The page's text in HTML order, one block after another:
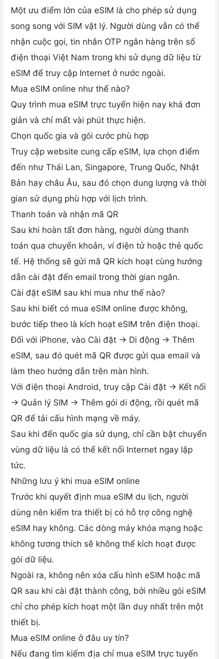
Một ưu điểm lớn của eSIM là cho phép sử dụng
song song với SIM vật lý. Người dùng vẫn có thể
nhận cuộc gọi, tin nhắn OTP ngân hàng trên số
điện thoại Việt Nam trong khi sử dụng dữ liệu từ
eSIM để truy cập Internet ở nước ngoài.
Mua eSIM online như thế nào?
Quy trình mua eSIM trực tuyến hiện nay khá đơn
giản và chỉ mất vài phút thực hiện.
Chọn quốc gia và gói cước phù hợp
Truy cập website cung cấp eSIM, lựa chọn điểm
đến như Thái Lan, Singapore, Trung Quốc, Nhật
Bản hay châu Âu, sau đó chọn dung lượng và thời
gian sử dụng phù hợp với lịch trình.
Thanh toán và nhận mã QR
Sau khi hoàn tất đơn hàng, người dùng thanh
toán qua chuyển khoản, ví điện tử hoặc thẻ quốc
tế. Hệ thống sẽ gửi mã QR kích hoạt cùng hướng
dẫn cài đặt đến email trong thời gian ngắn.
Cài đặt eSIM sau khi mua như thế nào?
Sau khi biết có mua eSIM online được không,
bước tiếp theo là kích hoạt eSIM trên điện thoại.
Đối với iPhone, vào Cài đặt → Di động → Thêm
eSIM, sau đó quét mã QR được gửi qua email và
làm theo hướng dẫn trên màn hình.
Với điện thoại Android, truy cập Cài đặt → Kết nối
→ Quản lý SIM → Thêm gói di động, rồi quét mã
QR để tải cấu hình mạng về máy.
Sau khi đến quốc gia sử dụng, chỉ cần bật chuyển
vùng dữ liệu là có thể kết nối Internet ngay lập
tức.
Những lưu ý khi mua eSIM online
Trước khi quyết định mua eSIM du lịch, người
dùng nên kiểm tra thiết bị có hỗ trợ công nghệ
eSIM hay không. Các dòng máy khóa mạng hoặc
không tương thích sẽ không thể kích hoạt được
gói dữ liệu.
Ngoài ra, không nên xóa cấu hình eSIM hoặc mã
QR sau khi cài đặt thành công, bởi nhiều gói eSIM
chỉ cho phép kích hoạt một lần duy nhất trên một
thiết bị.
Mua eSIM online ở đâu uy tín?
Nếu đang tìm kiếm địa chỉ mua eSIM trực tuyến